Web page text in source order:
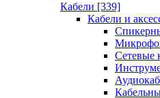
Кабели [339]
Кабели и
Сетевые